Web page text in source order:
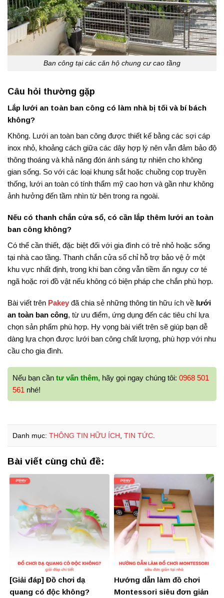
Ban công tại các căn hộ chung cư cao tầng
Câu hỏi thường gặp
Lắp lưới an toàn ban công có làm nhà bị tối và bí bách
không?
Không. Lưới an toàn ban công được thiết kế bằng các sợi cáp
inox nhỏ, khoảng cách giữa các dây hợp lý nên vẫn đảm bảo độ
thông thoáng và khả năng đón ánh sáng tự nhiên cho không
gian sống. So với các loại khung sắt hoặc chuồng cọp truyền
thống, lưới an toàn có tính thẩm mỹ cao hơn và gần như không
ảnh hưởng đến tầm nhìn từ bên trong ra ngoài.
Nếu có thanh chắn cửa sổ, có cần lắp thêm lưới an toàn
ban công không?
Có thể cần thiết, đặc biệt đối với gia đình có trẻ nhỏ hoặc sống
tại nhà cao tầng. Thanh chắn cửa sổ chỉ hỗ trợ bảo vệ ở một
khu vực nhất định, trong khi ban công vẫn tiềm ẩn nguy cơ té
ngã hoặc rơi đồ vật nếu không có biện pháp che chắn phù hợp.
Bài viết trên Pakey đã chia sẻ những thông tin hữu ích về lưới
an toàn ban công, từ ưu điểm, ứng dụng đến các tiêu chí lựa
chọn sản phẩm phù hợp. Hy vọng bài viết trên sẽ giúp bạn dễ
dàng lựa chọn được lưới ban công chất lượng, phù hợp với nhu
cầu cho gia đình.
Nếu bạn cần tư vấn thêm, hãy gọi ngay chúng tôi: 0968 501
561 nhé!
Danh mục: THÔNG TIN HỮU ÍCH, TIN TỨC.
Bài viết cùng chủ đề:
[Giải đáp] Đồ chơi dạ
quang có độc không?
Hướng dẫn làm đồ chơi
Montessori siêu đơn giản